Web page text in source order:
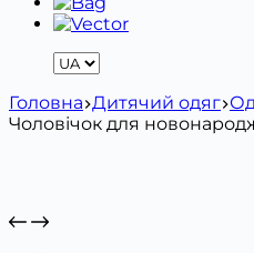
Головна Дитячий одяг
Чоловічок для